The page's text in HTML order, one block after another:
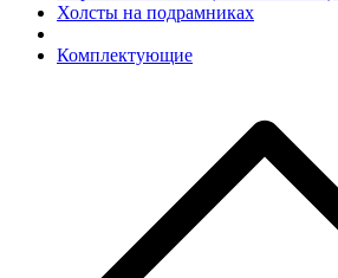
Холсты на подрамниках
Комплектующие